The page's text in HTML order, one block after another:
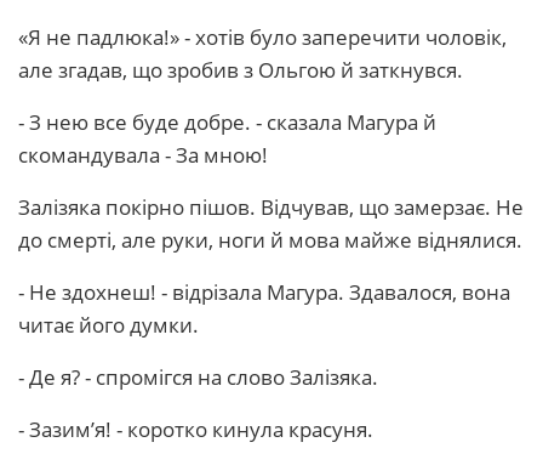
«Я не падлюка!» - хотів було заперечити чоловік,
але згадав, що зробив з Ольгою й заткнувся.
- З нею все буде добре. - сказала Магура й
скомандувала - За мною!
Залізяка покірно пішов. Відчував, що замерзає. Не
до смерті, але руки, ноги й мова майже віднялися.
- Не здохнеш! - відрізала Магура. Здавалося, вона
читає його думки.
- Де я? - спромігся на слово Залізяка.
- Зазим’я! - коротко кинула красуня.